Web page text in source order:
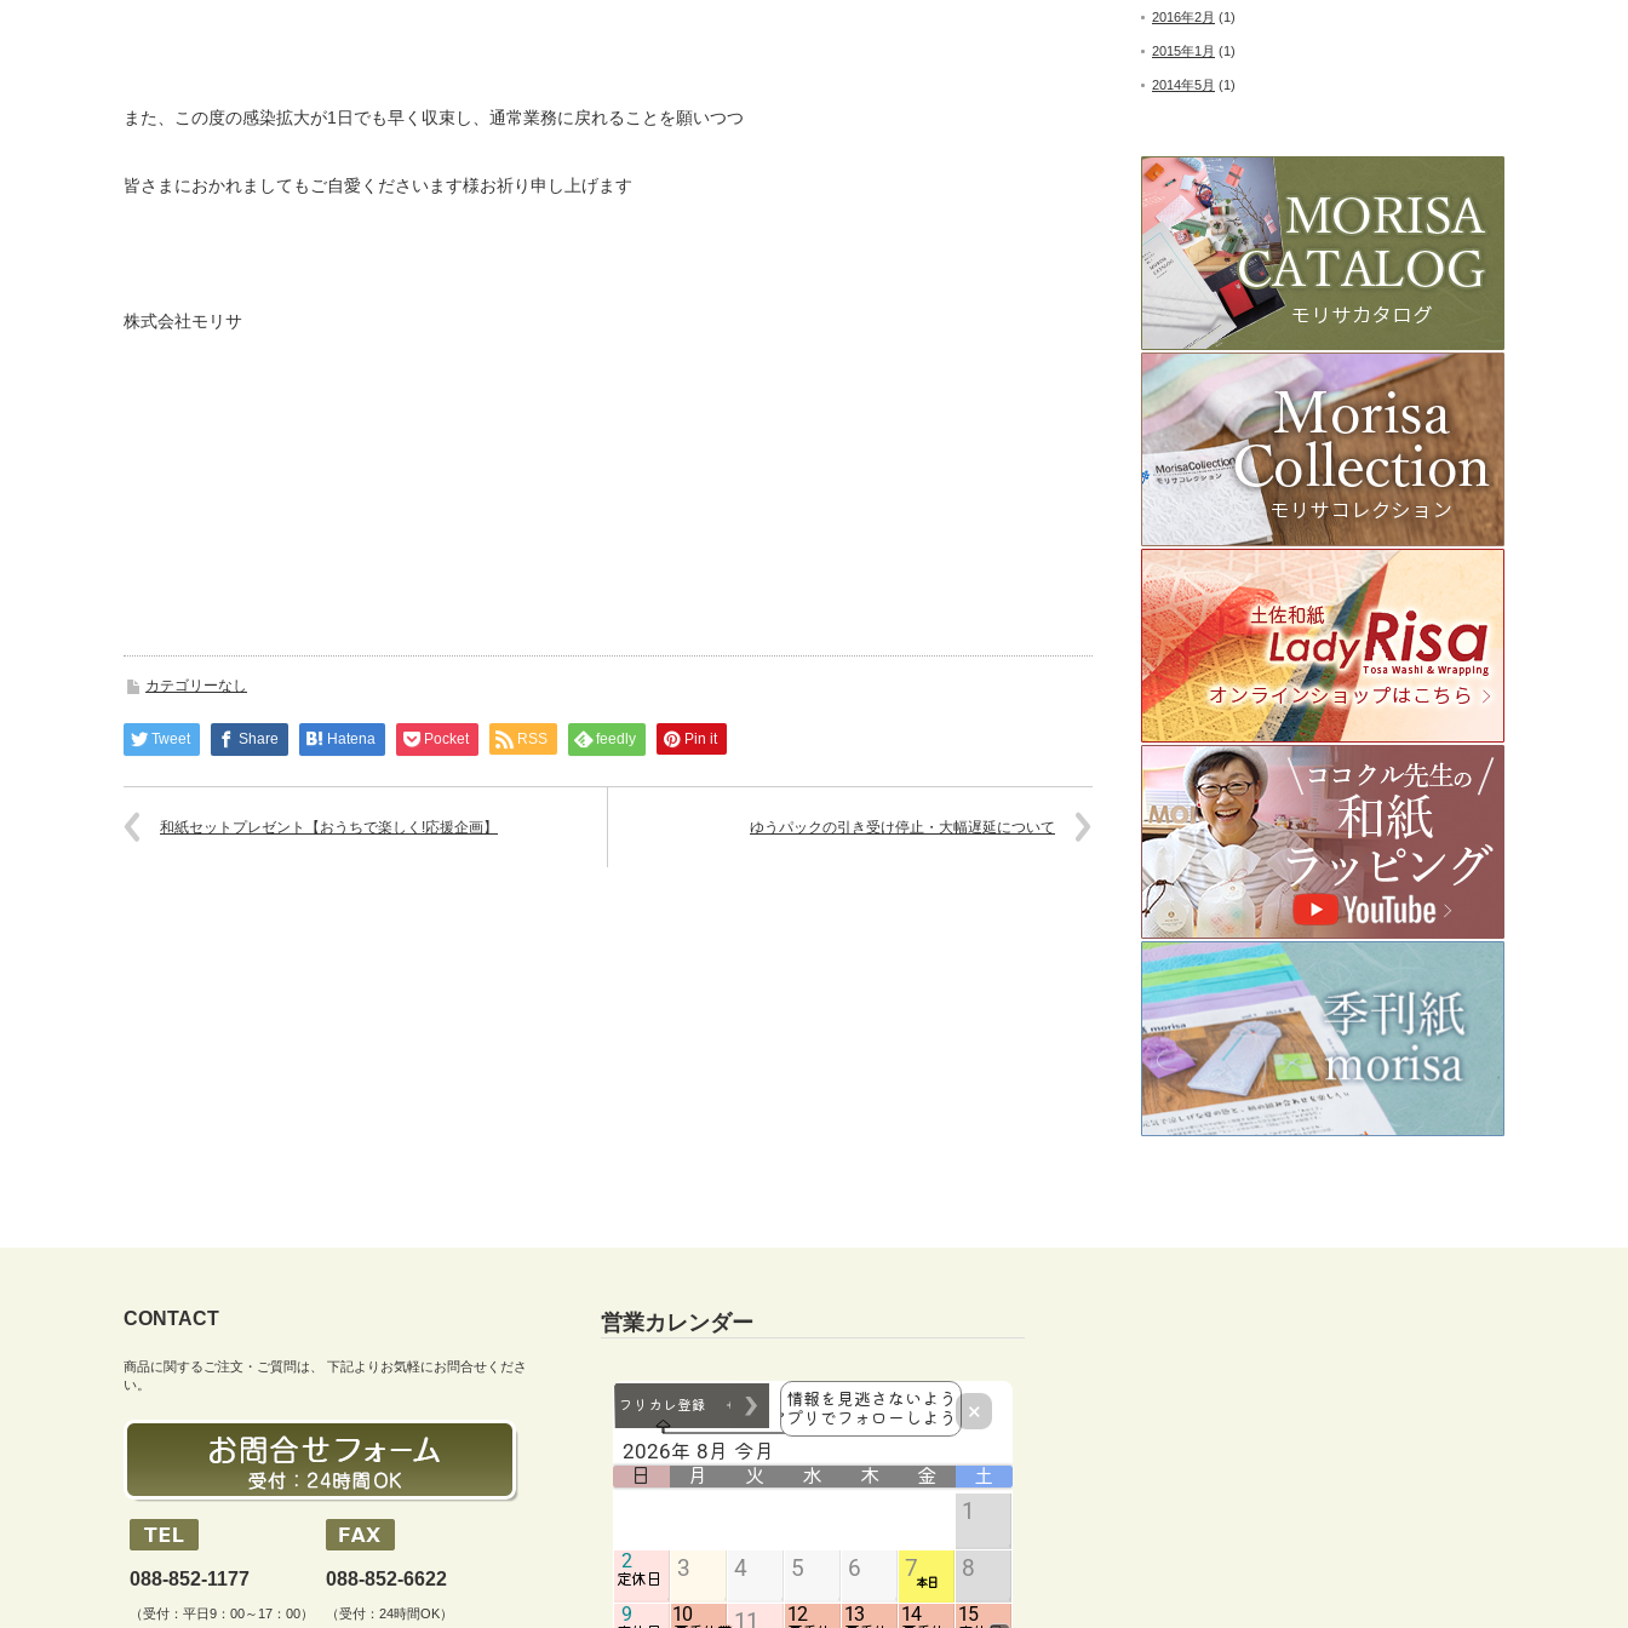
また、この度の感染拡大が1日でも早く収束し、通常業務に戻れることを願いつつ
皆さまにおかれましてもご自愛くださいます様お祈り申し上げます
株式会社モリサ
カテゴリーなし
Tweet Share Hatena Pocket RSS feedly Pin it
和紙セットプレゼント【おうちで楽しく!応援企画】 ゆうパックの引き受け停止・大幅遅延について
2016年2月 (1)
2015年1月 (1)
2014年5月 (1)
CONTACT
商品に関するご注文・ご質問は、 下記よりお気軽にお問合せくださ
い。
088-852-1177
（受付：平日9：00～17：00）
088-852-6622
（受付：24時間OK）
営業カレンダー